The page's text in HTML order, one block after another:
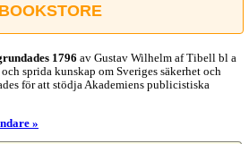
BOOKSTORE
1796 av Gustav Wilhelm af Tibell bl a
sprida kunskap om Sveriges säkerhet och
för att stödja Akademiens publicistiska
»